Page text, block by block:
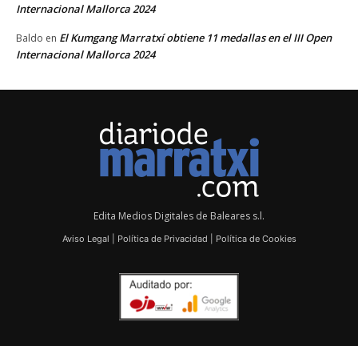
Internacional Mallorca 2024
Baldo en El Kumgang Marratxí obtiene 11 medallas en el III Open
Internacional Mallorca 2024
Edita Medios Digitales de Baleares s.l.
Aviso Legal Política de Privacidad Política de Cookies